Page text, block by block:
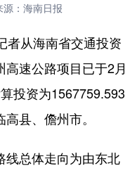
源：海南日报
从海南省交通投资
速公路项目已于2月
投资为1567759.593
县、儋州市。
总体走向为由东北